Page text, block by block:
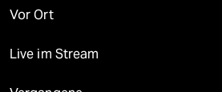
Vor Ort
Live im Stream